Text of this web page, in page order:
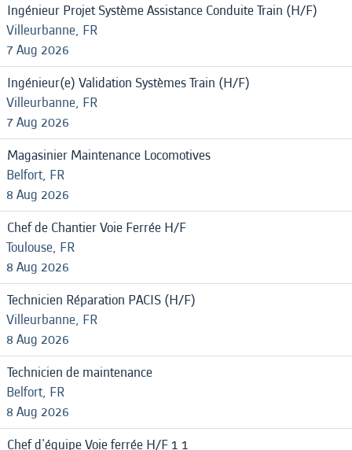
Ingénieur Projet Système Assistance Conduite Train (H/F)
Villeurbanne, FR
7 Aug 2026
Ingénieur(e) Validation Systèmes Train (H/F)
Villeurbanne, FR
7 Aug 2026
Magasinier Maintenance Locomotives
Belfort, FR
8 Aug 2026
Chef de Chantier Voie Ferrée H/F
Toulouse, FR
8 Aug 2026
Technicien Réparation PACIS (H/F)
Villeurbanne, FR
8 Aug 2026
Technicien de maintenance
Belfort, FR
8 Aug 2026
Chef d'équipe Voie ferrée H/F 1 1